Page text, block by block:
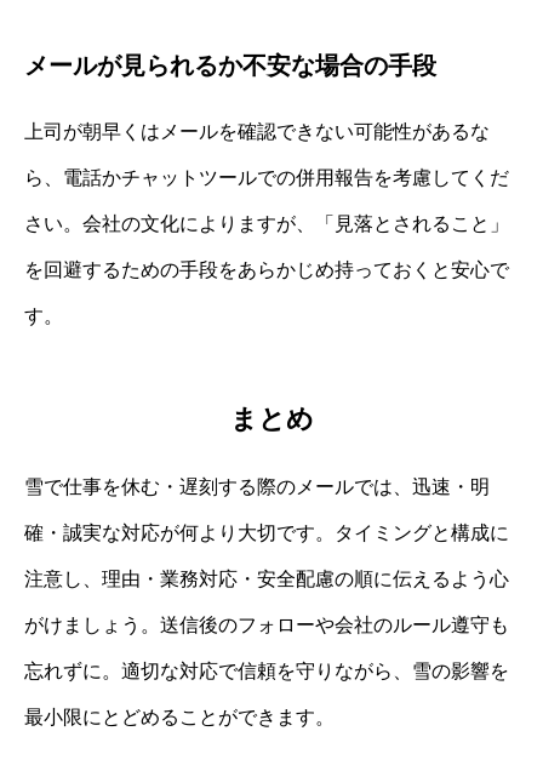
メールが見られるか不安な場合の手段
上司が朝早くはメールを確認できない可能性があるな
ら、電話かチャットツールでの併用報告を考慮してくだ
さい。会社の文化によりますが、「見落とされること」
を回避するための手段をあらかじめ持っておくと安心で
す。
まとめ
雪で仕事を休む・遅刻する際のメールでは、迅速・明
確・誠実な対応が何より大切です。タイミングと構成に
注意し、理由・業務対応・安全配慮の順に伝えるよう心
がけましょう。送信後のフォローや会社のルール遵守も
忘れずに。適切な対応で信頼を守りながら、雪の影響を
最小限にとどめることができます。